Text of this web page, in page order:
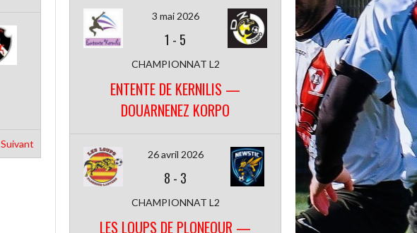
Suivant
3 mai 2026
1 - 5
CHAMPIONNAT L2
ENTENTE DE KERNILIS —
DOUARNENEZ KORPO
26 avril 2026
8 - 3
CHAMPIONNAT L2
LES LOUPS DE PLONEOUR —